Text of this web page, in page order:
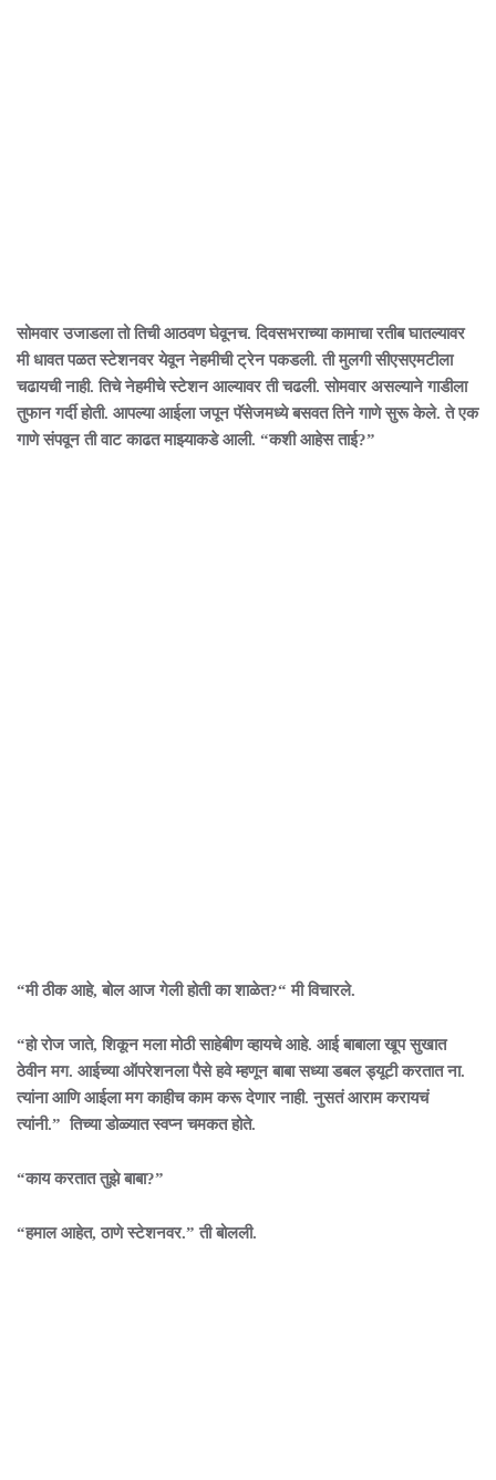
सोमवार उजाडला तो तिची आठवण घेवूनच. दिवसभराच्या कामाचा रतीब घातल्यावर
मी धावत पळत स्टेशनवर येवून नेहमीची ट्रेन पकडली. ती मुलगी सीएसएमटीला
चढायची नाही. तिचे नेहमीचे स्टेशन आल्यावर ती चढली. सोमवार असल्याने गाडीला
तुफान गर्दी होती. आपल्या आईला जपून पॅसेजमध्ये बसवत तिने गाणे सुरू केले. ते एक
गाणे संपवून ती वाट काढत माझ्याकडे आली. “कशी आहेस ताई?”
“मी ठीक आहे, बोल आज गेली होती का शाळेत?“ मी विचारले.
“हो रोज जाते, शिकून मला मोठी साहेबीण व्हायचे आहे. आई बाबाला खूप सुखात
ठेवीन मग. आईच्या ऑपरेशनला पैसे हवे म्हणून बाबा सध्या डबल ड्यूटी करतात ना.
त्यांना आणि आईला मग काहीच काम करू देणार नाही. नुसतं आराम करायचं
त्यांनी.” तिच्या डोळ्यात स्वप्न चमकत होते.
“काय करतात तुझे बाबा?”
“हमाल आहेत, ठाणे स्टेशनवर.” ती बोलली.